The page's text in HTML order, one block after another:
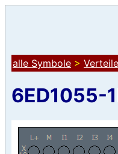
alle Symbole >
6ED1055-